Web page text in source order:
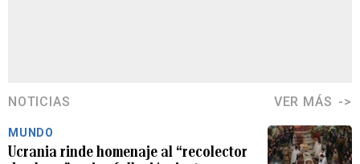
NOTICIAS VER MÁS
MUNDO
Ucrania rinde homenaje al “recolector